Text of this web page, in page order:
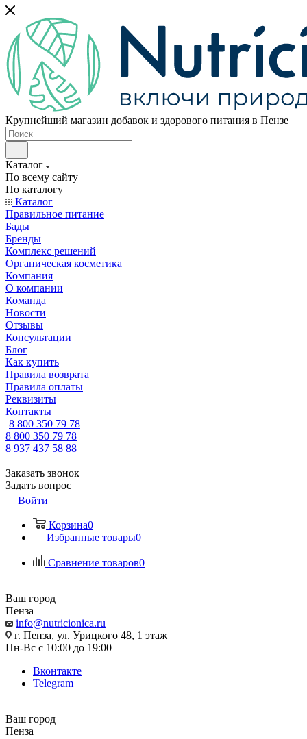
Крупнейший магазин добавок и здорового питания в Пензе
Каталог
По всему сайту
По каталогу
Каталог
Правильное питание
Бады
Бренды
Комплекс решений
Органическая косметика
Компания
О компании
Команда
Новости
Отзывы
Консультации
Блог
Как купить
Правила возврата
Правила оплаты
Реквизиты
Контакты
8 800 350 79 78
8 800 350 79 78
8 937 437 58 88
Заказать звонок
Задать вопрос
Войти
Корзина0
Избранные товары0
Сравнение товаров0
Ваш город
Пенза
info@nutricionica.ru
г. Пенза, ул. Урицкого 48, 1 этаж
Пн-Вс с 10:00 до 19:00
Вконтакте
Telegram
Ваш город
Пенза